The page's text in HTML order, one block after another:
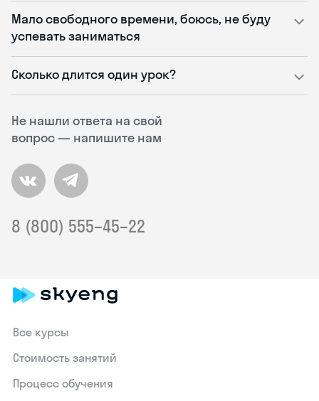
Не нашли ответа на свой
вопрос — напишите нам
8 (800) 555–45–22
Мало свободного времени, боюсь, не буду
успевать заниматься
Сколько длится один урок?
Все курсы
Стоимость занятий
Процесс обучения